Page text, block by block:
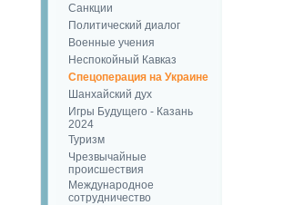
Санкции
Политический диалог
Военные учения
Неспокойный Кавказ
Спецоперация на Украине
Шанхайский дух
Игры Будущего - Казань
2024
Туризм
Чрезвычайные
происшествия
Международное
сотрудничество